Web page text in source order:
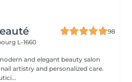
98
L-1660
and elegant beauty salon
artistry and personalized care.